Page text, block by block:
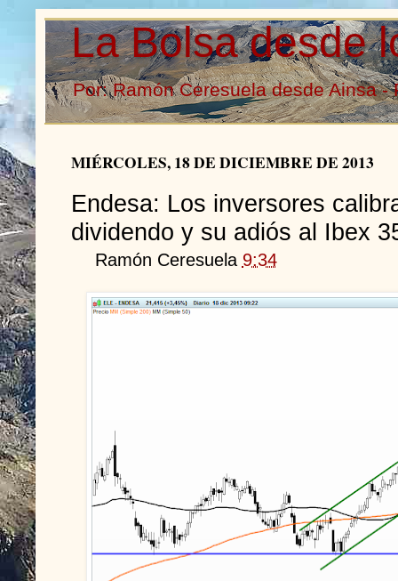
La Bolsa desde
Por: Ramón Ceresuela desde Ainsa -
MIÉRCOLES, 18 DE DICIEMBRE DE 2013
Endesa: Los inversores
dividendo y su adiós al Ibex
Ramón Ceresuela 9:34